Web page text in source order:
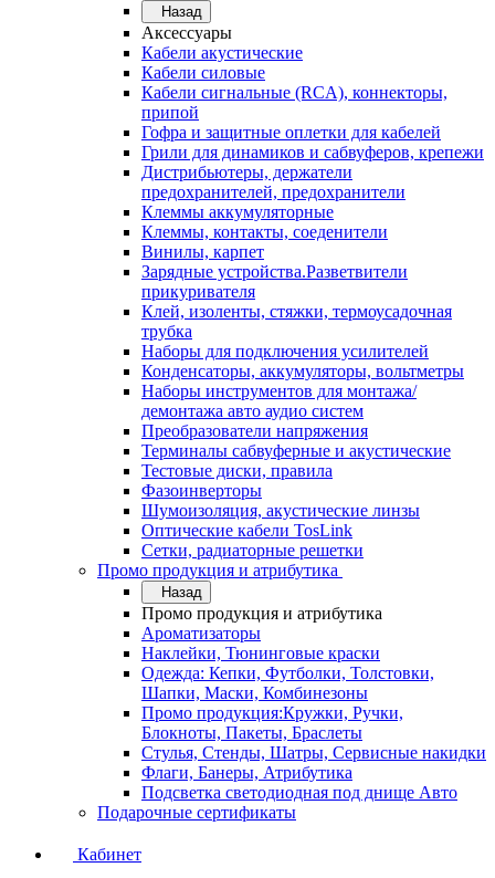
Назад
Аксессуары
Кабели акустические
Кабели силовые
Кабели сигнальные (RCA), коннекторы,
припой
Гофра и защитные оплетки для кабелей
Грили для динамиков и сабвуферов, крепежи
Дистрибьютеры, держатели
предохранителей, предохранители
Клеммы аккумуляторные
Клеммы, контакты, соеденители
Винилы, карпет
Зарядные устройства.Разветвители
прикуривателя
Клей, изоленты, стяжки, термоусадочная
трубка
Наборы для подключения усилителей
Конденсаторы, аккумуляторы, вольтметры
Наборы инструментов для монтажа/
демонтажа авто аудио систем
Преобразователи напряжения
Терминалы сабвуферные и акустические
Тестовые диски, правила
Фазоинверторы
Шумоизоляция, акустические линзы
Оптические кабели TosLink
Сетки, радиаторные решетки
Промо продукция и атрибутика
Назад
Промо продукция и атрибутика
Ароматизаторы
Наклейки, Тюнинговые краски
Одежда: Кепки, Футболки, Толстовки,
Шапки, Маски, Комбинезоны
Промо продукция:Кружки, Ручки,
Блокноты, Пакеты, Браслеты
Стулья, Стенды, Шатры, Сервисные накидки
Флаги, Банеры, Атрибутика
Подсветка светодиодная под днище Авто
Подарочные сертификаты
Кабинет